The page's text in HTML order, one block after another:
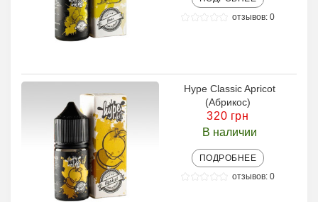
отзывов: 0
Hype Classic Apricot
(Абрикос)
320 грн
В наличии
ПОДРОБНЕЕ
отзывов: 0